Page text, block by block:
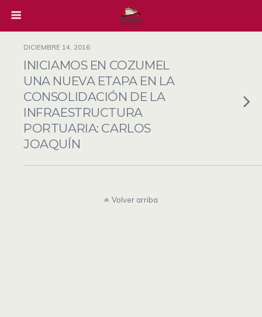
DICIEMBRE 14, 2016
INICIAMOS EN COZUMEL
UNA NUEVA ETAPA EN LA
CONSOLIDACIÓN DE LA
INFRAESTRUCTURA
PORTUARIA: CARLOS
JOAQUÍN
Volver arriba